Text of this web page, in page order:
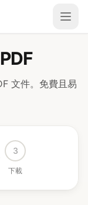
開啟
文件。免費且易
3
下載